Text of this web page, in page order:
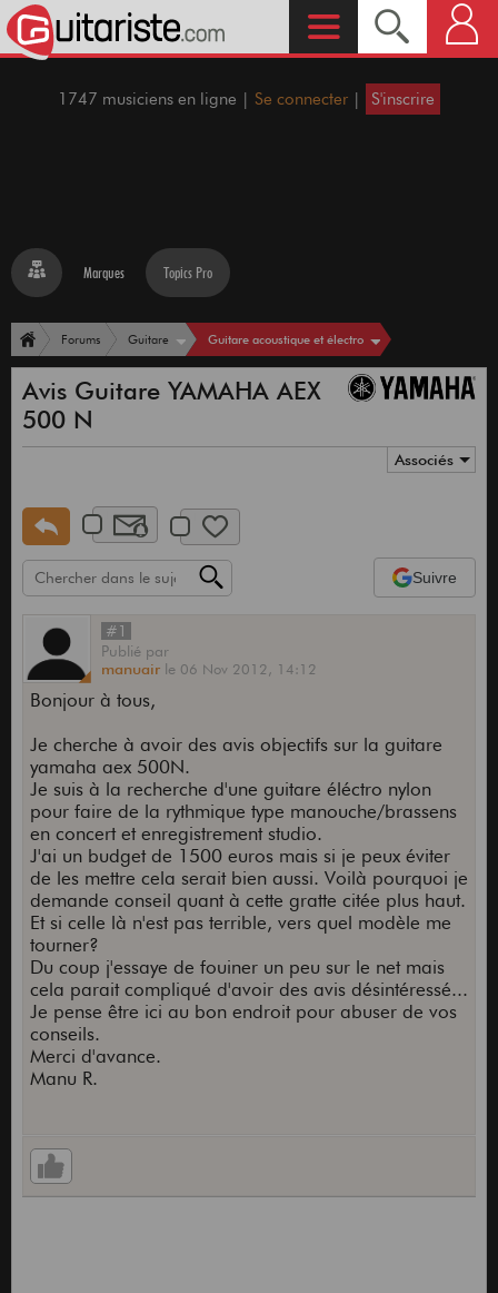
1747 musiciens en ligne | Se connecter | S'inscrire
Marques Topics Pro
Forums Guitare Guitare acoustique et électro
Avis Guitare YAMAHA AEX
500 N
Associés
Suivre
#1
Publié par
manuair le 06 Nov 2012, 14:12
Bonjour à tous,
Je cherche à avoir des avis objectifs sur la guitare
yamaha aex 500N.
Je suis à la recherche d'une guitare éléctro nylon
pour faire de la rythmique type manouche/brassens
en concert et enregistrement studio.
J'ai un budget de 1500 euros mais si je peux éviter
de les mettre cela serait bien aussi. Voilà pourquoi je
demande conseil quant à cette gratte citée plus haut.
Et si celle là n'est pas terrible, vers quel modèle me
tourner?
Du coup j'essaye de fouiner un peu sur le net mais
cela parait compliqué d'avoir des avis désintéressé...
Je pense être ici au bon endroit pour abuser de vos
conseils.
Merci d'avance.
Manu R.